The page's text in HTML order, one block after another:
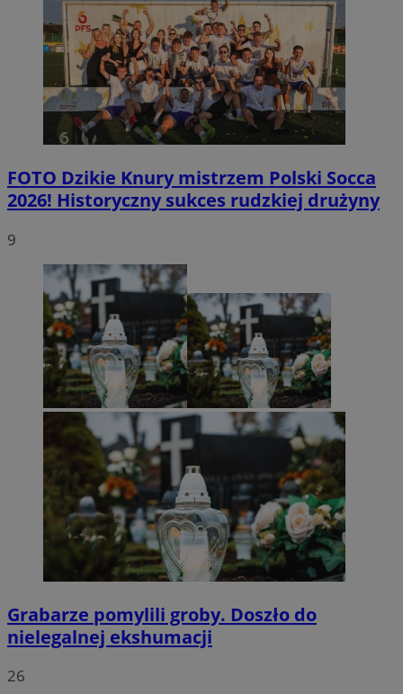
FOTO Dzikie Knury mistrzem Polski Socca
2026! Historyczny sukces rudzkiej drużyny
9
Grabarze pomylili groby. Doszło do
nielegalnej ekshumacji
26